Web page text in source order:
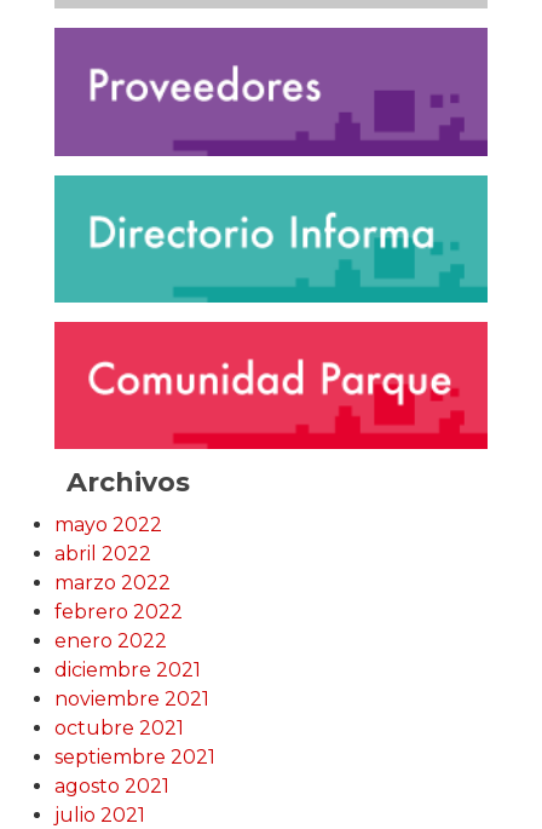
Archivos
mayo 2022
abril 2022
marzo 2022
febrero 2022
enero 2022
diciembre 2021
noviembre 2021
octubre 2021
septiembre 2021
agosto 2021
julio 2021